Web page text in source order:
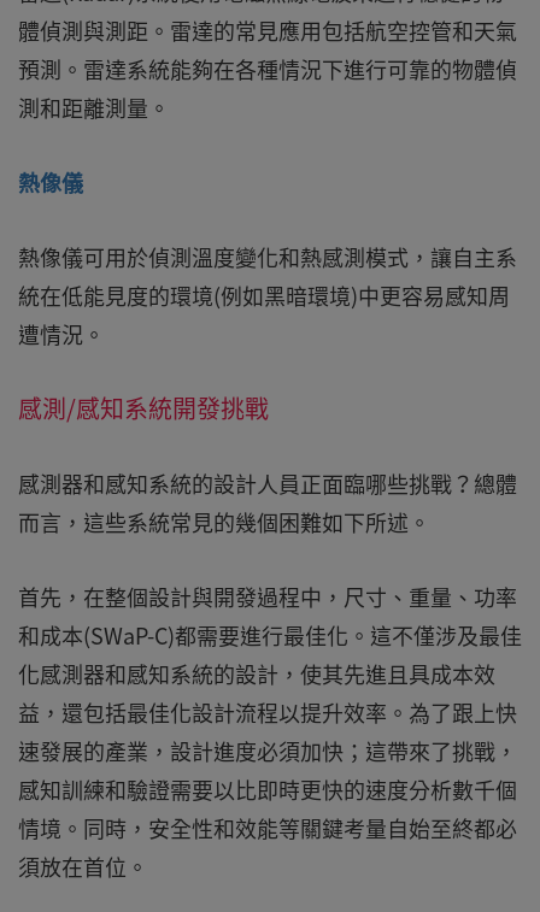
體偵測與測距。雷達的常見應用包括航空控管和天氣
預測。雷達系統能夠在各種情況下進行可靠的物體偵
測和距離測量。
熱像儀
熱像儀可用於偵測溫度變化和熱感測模式，讓自主系
統在低能見度的環境(例如黑暗環境)中更容易感知周
遭情況。
感測/感知系統開發挑戰
感測器和感知系統的設計人員正面臨哪些挑戰？總體
而言，這些系統常見的幾個困難如下所述。
首先，在整個設計與開發過程中，尺寸、重量、功率
和成本(SWaP-C)都需要進行最佳化。這不僅涉及最佳
化感測器和感知系統的設計，使其先進且具成本效
益，還包括最佳化設計流程以提升效率。為了跟上快
速發展的產業，設計進度必須加快；這帶來了挑戰，
感知訓練和驗證需要以比即時更快的速度分析數千個
情境。同時，安全性和效能等關鍵考量自始至終都必
須放在首位。